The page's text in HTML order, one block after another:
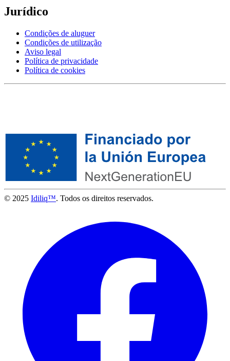
Jurídico
Condições de aluguer
Condições de utilização
Aviso legal
Política de privacidade
Política de cookies
© 2025 Idiliq™. Todos os direitos reservados.